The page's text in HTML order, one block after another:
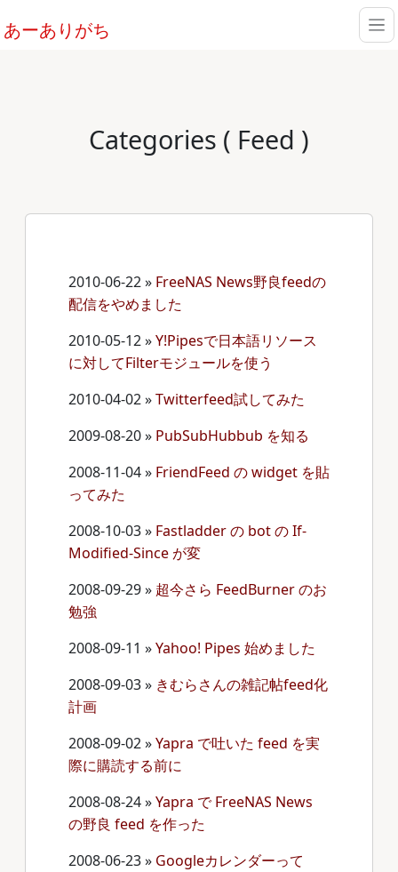
あーありがち
Categories ( Feed )
2010-06-22» FreeNAS News野良feedの
配信をやめました
2010-05-12»Y!Pipesで日本語リソース
に対してFilterモジュールを使う
2010-04-02»Twitterfeed試してみた
2009-08-20» PubSubHubbub を知る
2008-11-04» FriendFeed の widget を貼
ってみた
2008-10-03» Fastladder の bot の If-
Modified-Since が変
2008-09-29» 超今さら FeedBurner のお
勉強
2008-09-11 »Yahoo! Pipes 始めました
2008-09-03» きむらさんの雑記帖feed化
計画
2008-09-02»Yapra で吐いた feed を実
際に購読する前に
2008-08-24»Yapra で FreeNAS News
の野良 feed を作った
2008-06-23» Googleカレンダーって